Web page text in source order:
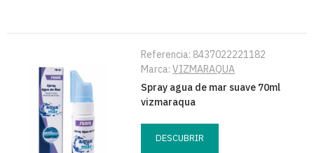
Referencia: 8437022221182
Marca:VIZMARAQUA
Spray agua de mar suave 70ml
vizmaraqua
DESCUBRIR